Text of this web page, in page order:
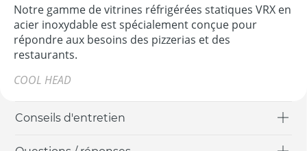
Conseils d'entretien
Notre gamme de vitrines réfrigérées statiques VRX en
acier inoxydable est spécialement conçue pour
répondre aux besoins des pizzerias et des
restaurants.
COOL HEAD